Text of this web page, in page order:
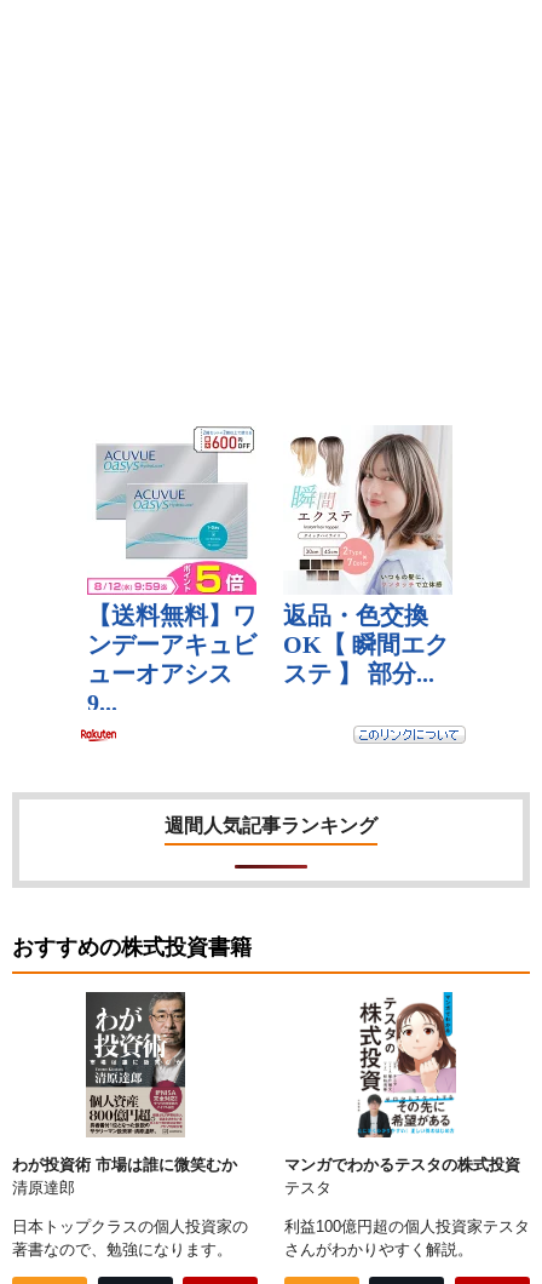
週間人気記事ランキング
おすすめの株式投資書籍
わが投資術 市場は誰に微笑むか
清原達郎
日本トップクラスの個人投資家の
著書なので、勉強になります。
マンガでわかるテスタの株式投資
テスタ
利益100億円超の個人投資家テスタ
さんがわかりやすく解説。